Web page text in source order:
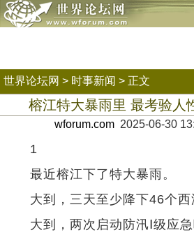
世界论坛网 > 时事新闻 > 正文
榕江特大暴雨里 最考验人
wforum.com 2025-06-30
1
最近榕江下了特大暴雨。
大到，三天至少降下46个西
大到，两次启动防汛Ⅰ级应急